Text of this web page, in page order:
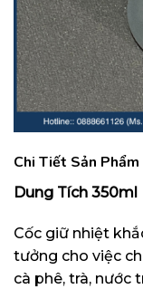
Chi Tiết Sản
Dung Tích 350ml
Cốc giữ nhiệt
tưởng cho việc
cà phê, trà, nước